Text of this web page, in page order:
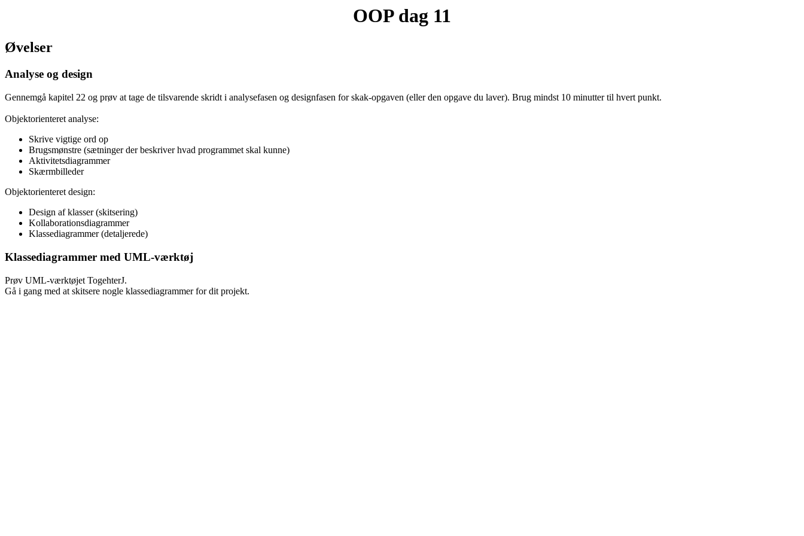
OOP dag 11
Øvelser
Analyse og design
Gennemgå kapitel 22 og prøv at tage de tilsvarende skridt i analysefasen og designfasen for skak-opgaven (eller den opgave du laver). Brug mindst 10 minutter til hvert punkt.
Objektorienteret analyse:
Skrive vigtige ord op
Brugsmønstre (sætninger der beskriver hvad programmet skal kunne)
Aktivitetsdiagrammer
Skærmbilleder
Objektorienteret design:
Design af klasser (skitsering)
Kollaborationsdiagrammer
Klassediagrammer (detaljerede)
Klassediagrammer med UML-værktøj
Prøv UML-værktøjet TogehterJ.
Gå i gang med at skitsere nogle klassediagrammer for dit projekt.